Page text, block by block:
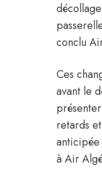
conclu
Ces
avant le
retards
anticipée
à Air